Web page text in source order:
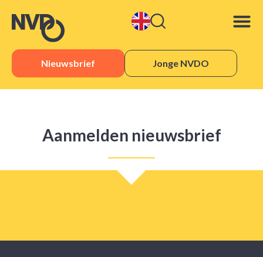
Nieuwsbrief Jonge NVDO
Aanmelden nieuwsbrief